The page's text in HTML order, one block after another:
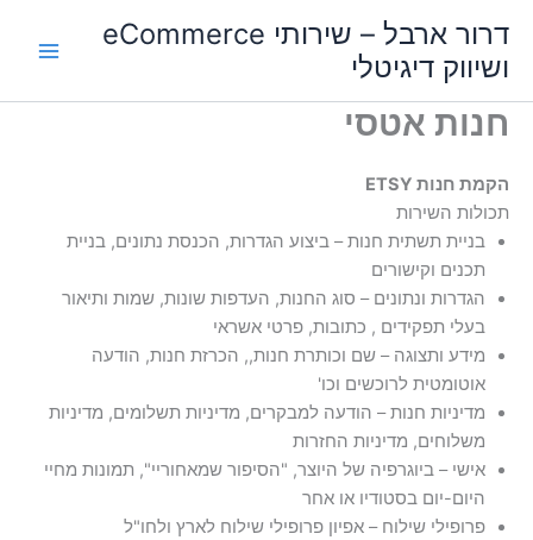
לתוכן
דרור ארבל – שירותי eCommerce
ושיווק דיגיטלי
חנות אטסי
הקמת חנות ETSY
תכולות השירות
בניית תשתית חנות – ביצוע הגדרות, הכנסת נתונים, בניית
תכנים וקישורים
הגדרות ונתונים – סוג החנות, העדפות שונות, שמות ותיאור
בעלי תפקידים , כתובות, פרטי אשראי
מידע ותצוגה – שם וכותרת חנות,, הכרזת חנות, הודעה
אוטומטית לרוכשים וכו'
מדיניות חנות – הודעה למבקרים, מדיניות תשלומים, מדיניות
משלוחים, מדיניות החזרות
אישי – ביוגרפיה של היוצר, "הסיפור שמאחוריי", תמונות מחיי
היום-יום בסטודיו או אחר
פרופילי שילוח – אפיון פרופילי שילוח לארץ ולחו"ל